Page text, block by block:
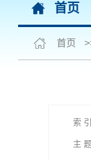
首页
首页
索
主